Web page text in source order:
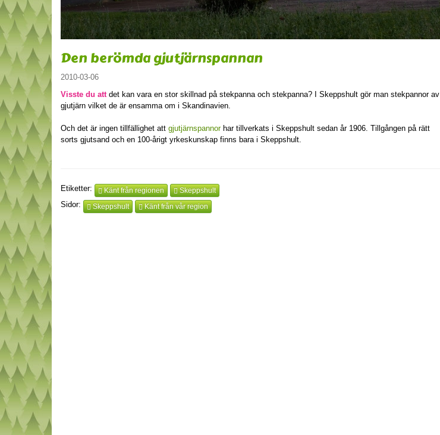
Den berömda gjutjärnspannan
2010-03-06
Visste du attdet kan vara en stor skillnad på stekpanna och stekpanna? I Skeppshult gör man stekpannor av
gjutjärn vilket de är ensamma om i Skandinavien.
Och det är ingen tillfällighet att gjutjärnspannorhar tillverkats i Skeppshult sedan år 1906. Tillgången på rätt
sorts gjutsand och en 100-årigt yrkeskunskap finns bara i Skeppshult.
Etiketter: Känt från regionen Skeppshult
Sidor: Skeppshult Känt från vår region